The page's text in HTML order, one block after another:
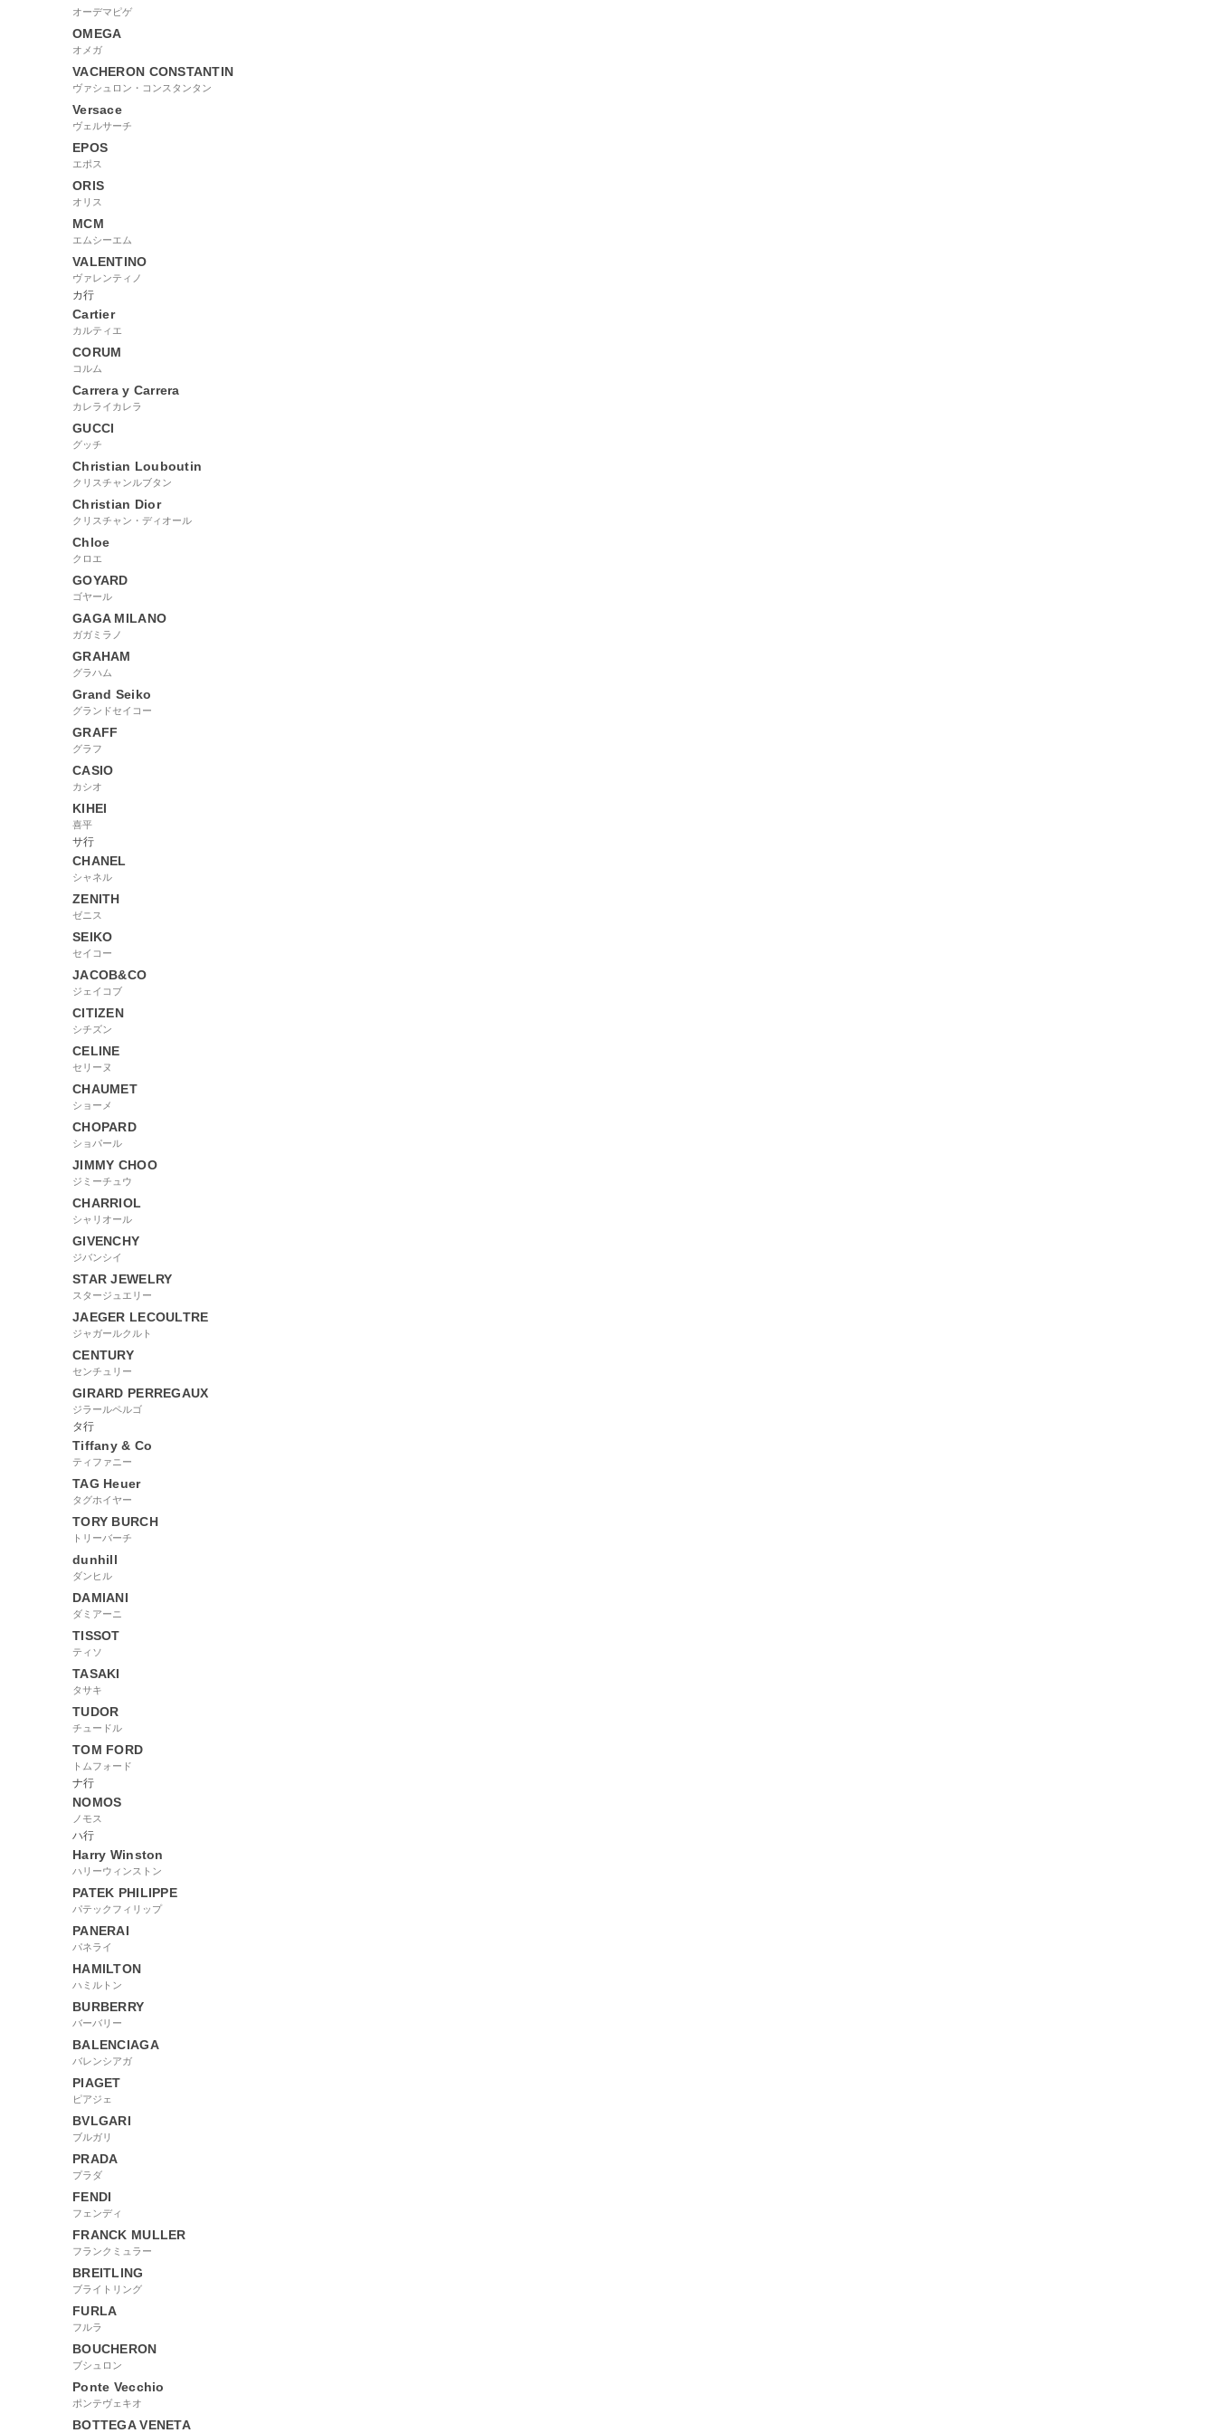
オーデマピゲ
OMEGA
オメガ
VACHERON CONSTANTIN
ヴァシュロン・コンスタンタン
Versace
ヴェルサーチ
EPOS
エポス
ORIS
オリス
MCM
エムシーエム
VALENTINO
ヴァレンティノ
カ行
Cartier
カルティエ
CORUM
コルム
Carrera y Carrera
カレライカレラ
GUCCI
グッチ
Christian Louboutin
クリスチャンルブタン
Christian Dior
クリスチャン・ディオール
Chloe
クロエ
GOYARD
ゴヤール
GAGA MILANO
ガガミラノ
GRAHAM
グラハム
Grand Seiko
グランドセイコー
GRAFF
グラフ
CASIO
カシオ
KIHEI
喜平
サ行
CHANEL
シャネル
ZENITH
ゼニス
SEIKO
セイコー
JACOB&CO
ジェイコブ
CITIZEN
シチズン
CELINE
セリーヌ
CHAUMET
ショーメ
CHOPARD
ショパール
JIMMY CHOO
ジミーチュウ
CHARRIOL
シャリオール
GIVENCHY
ジバンシイ
STAR JEWELRY
スタージュエリー
JAEGER LECOULTRE
ジャガールクルト
CENTURY
センチュリー
GIRARD PERREGAUX
ジラールペルゴ
タ行
Tiffany & Co
ティファニー
TAG Heuer
タグホイヤー
TORY BURCH
トリーバーチ
dunhill
ダンヒル
DAMIANI
ダミアーニ
TISSOT
ティソ
TASAKI
タサキ
TUDOR
チュードル
TOM FORD
トムフォード
ナ行
NOMOS
ノモス
ハ行
Harry Winston
ハリーウィンストン
PATEK PHILIPPE
パテックフィリップ
PANERAI
パネライ
HAMILTON
ハミルトン
BURBERRY
バーバリー
BALENCIAGA
バレンシアガ
PIAGET
ピアジェ
BVLGARI
ブルガリ
PRADA
プラダ
FENDI
フェンディ
FRANCK MULLER
フランクミュラー
BREITLING
ブライトリング
FURLA
フルラ
BOUCHERON
ブシュロン
Ponte Vecchio
ポンテヴェキオ
BOTTEGA VENETA